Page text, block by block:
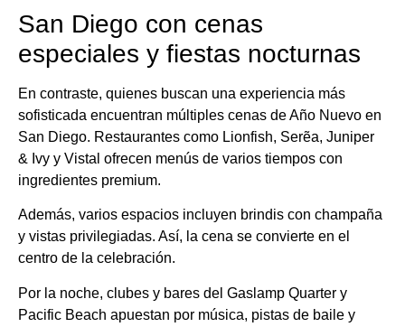
San Diego con cenas
especiales y fiestas nocturnas
En contraste, quienes buscan una experiencia más
sofisticada encuentran múltiples cenas de Año Nuevo en
San Diego. Restaurantes como Lionfish, Serẽa, Juniper
& Ivy y Vistal ofrecen menús de varios tiempos con
ingredientes premium.
Además, varios espacios incluyen brindis con champaña
y vistas privilegiadas. Así, la cena se convierte en el
centro de la celebración.
Por la noche, clubes y bares del Gaslamp Quarter y
Pacific Beach apuestan por música, pistas de baile y